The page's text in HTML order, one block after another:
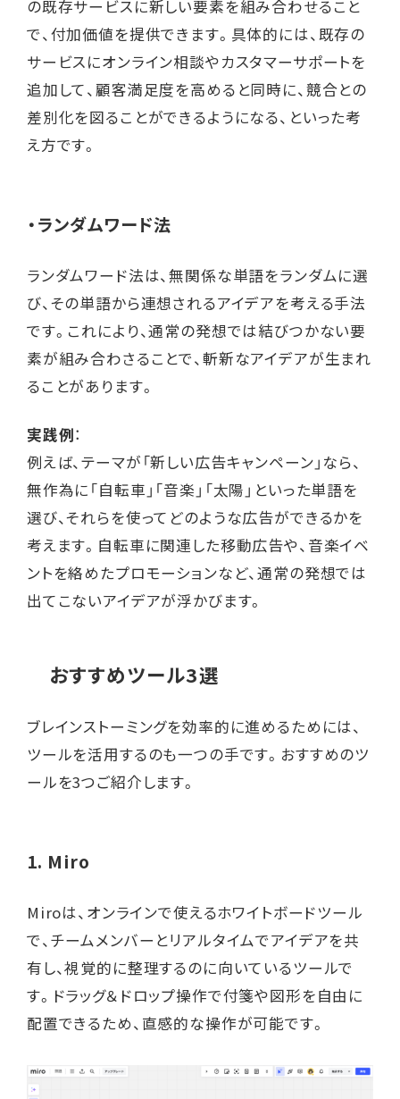
の既存サービスに新しい要素を組み合わせること
で、付加価値を提供できます。具体的には、既存の
サービスにオンライン相談やカスタマーサポートを
追加して、顧客満足度を高めると同時に、競合との
差別化を図ることができるようになる、といった考
え方です。
・ランダムワード法
ランダムワード法は、無関係な単語をランダムに選
び、その単語から連想されるアイデアを考える手法
です。これにより、通常の発想では結びつかない要
素が組み合わさることで、斬新なアイデアが生まれ
ることがあります。
実践例：
例えば、テーマが「新しい広告キャンペーン」なら、
無作為に「自転車」「音楽」「太陽」といった単語を
選び、それらを使ってどのような広告ができるかを
考えます。自転車に関連した移動広告や、音楽イベ
ントを絡めたプロモーションなど、通常の発想では
出てこないアイデアが浮かびます。
おすすめツール3選
ブレインストーミングを効率的に進めるためには、
ツールを活用するのも一つの手です。おすすめのツ
ールを3つご紹介します。
1. Miro
Miroは、オンラインで使えるホワイトボードツール
で、チームメンバーとリアルタイムでアイデアを共
有し、視覚的に整理するのに向いているツールで
す。ドラッグ＆ドロップ操作で付箋や図形を自由に
配置できるため、直感的な操作が可能です。